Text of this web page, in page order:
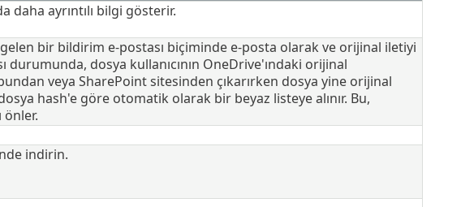
daha ayrıntılı bilgi gösterir.
gelen bir bildirim e-postası biçiminde e-posta olarak ve orijinal iletiyi
durumunda, dosya kullanıcının OneDrive'ındaki orijinal
veya SharePoint sitesinden çıkarırken dosya yine orijinal
hash'e göre otomatik olarak bir beyaz listeye alınır. Bu,
önler.
indirin.